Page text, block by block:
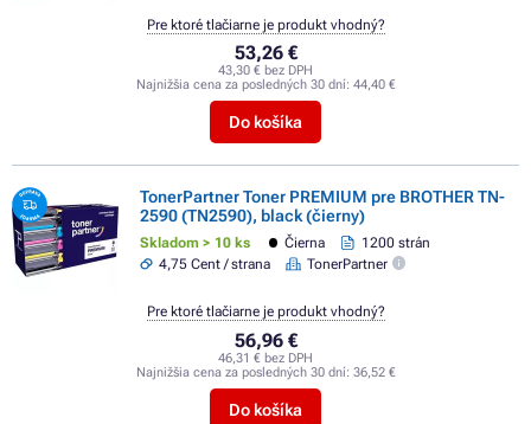
53,26 €
43,30 € bez DPH
Najnižšia cena za posledných 30 dní: 44,40 €
Do košíka
Pre ktoré tlačiarne je produkt vhodný?
TonerPartner Toner PREMIUM pre BROTHER TN-
2590 (TN2590), black (čierny)
Skladom > 10 ks Čierna
1200 strán
4,75 Cent / strana
TonerPartner
56,96 €
46,31 € bez DPH
Najnižšia cena za posledných 30 dní: 36,52 €
Do košíka
Pre ktoré tlačiarne je produkt vhodný?